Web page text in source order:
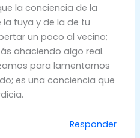
la conciencia de la
tuya y de la de tu
un poco al vecino;
ahaciendo algo real.
para lamentarnos
es una conciencia que
Responder